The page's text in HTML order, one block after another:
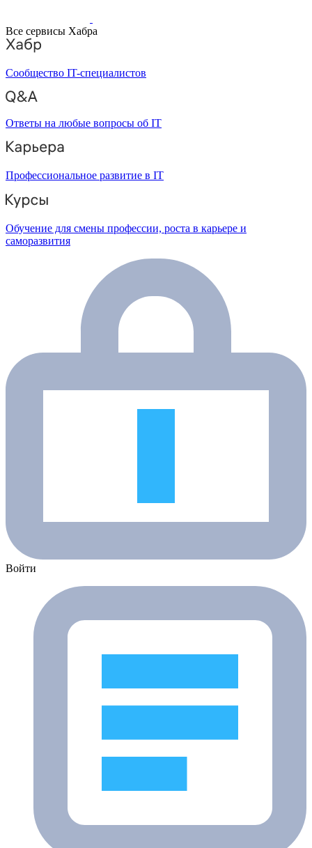
Все сервисы Хабра
Сообщество IT-специалистов
Ответы на любые вопросы об IT
Профессиональное развитие в IT
Обучение для смены профессии, роста в карьере и
саморазвития
Войти